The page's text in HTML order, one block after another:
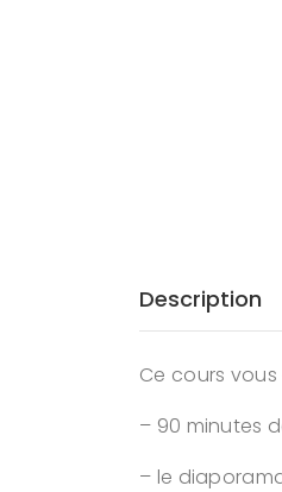
Description
Ce cours
– 90 minutes
– le